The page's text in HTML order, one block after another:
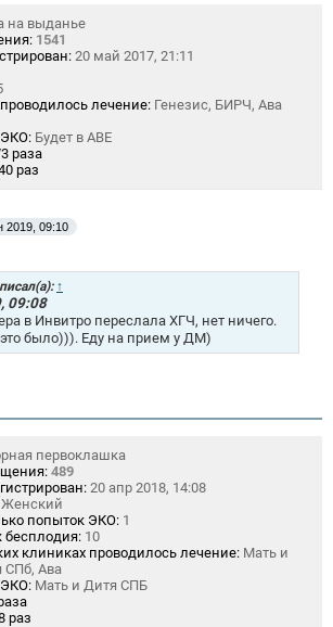
на выданье
1541
20 май 2017, 21:11
лечение: Генезис, БИРЧ, Ава
ЭКО: Будет в АВЕ
раза
раз
2019, 09:10
↑
09:08
в Инвитро переслала ХГЧ, нет ничего.
было))). Еду на прием у ДМ)
первоклашка
489
20 апр 2018, 14:08
Женский
попыток ЭКО: 1
бесплодия: 10
клиниках проводилось лечение: Мать и
СПб, Ава
ЭКО: Мать и Дитя СПБ
раз